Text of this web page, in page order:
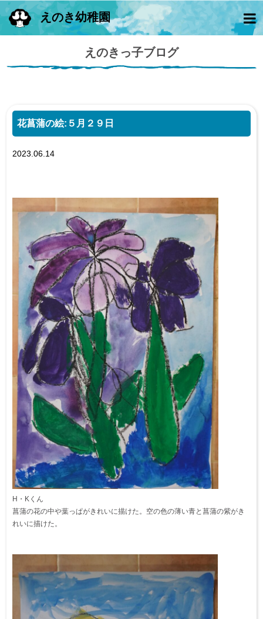
えのき幼稚園
えのきっ子ブログ
花菖蒲の絵:５月２９日
2023.06.14
H・Kくん
菖蒲の花の中や葉っぱがきれいに描けた。空の色の薄い青と菖蒲の紫がき
れいに描けた。